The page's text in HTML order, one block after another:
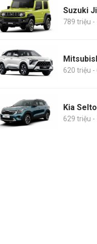
Suzuki
789 triệu -
620 triệu -
Kia
629 triệu -